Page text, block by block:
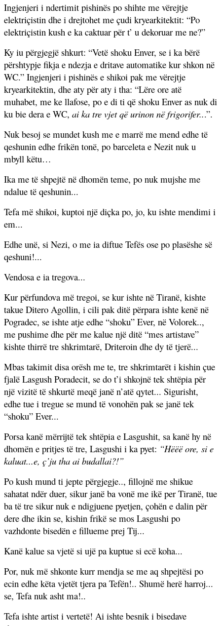
Ingjenjeri i ndertimit pishinës po shihte me vërejtje
elektriçistin dhe i drejtohet me çudi kryearkitektit: “Po
elektriçistin kush e ka caktuar për t’ u dekoruar me ne?”
Ky iu përgjegjë shkurt: “Vetë shoku Enver, se i ka bërë
përshtypje fikja e ndezja e dritave automatike kur shkon në
WC.” Ingjenjeri i pishinës e shikoi pak me vërejtje
kryearkitektin, dhe aty për aty i tha: “Lëre ore atë
muhabet, me ke llafose, po e di ti që shoku Enver as nuk di
ku bie dera e WC, ai ka tre vjet që urinon në frigorifer...”.
Nuk besoj se mundet kush me e marrë me mend edhe të
qeshunin edhe frikën tonë, po barceleta e Nezit nuk u
mbyll këtu…
Ika me të shpejtë në dhomën teme, po nuk mujshe me
ndalue të qeshunin...
Tefa më shikoi, kuptoi një diçka po, jo, ku ishte mendimi i
em...
Edhe unë, si Nezi, o me ia diftue Tefës ose po plasëshe së
qeshuni!...
Vendosa e ia tregova...
Kur përfundova më tregoi, se kur ishte në Tiranë, kishte
takue Ditero Agollin, i cili pak ditë përpara ishte kenë në
Pogradec, se ishte atje edhe “shoku” Ever, në Volorek..,
me pushime dhe për me kalue një ditë “mes artistave”
kishte thirrë tre shkrimtarë, Driteroin dhe dy të tjerë...
Mbas takimit disa orësh me te, tre shkrimtarët i kishin çue
fjalë Lasgush Poradecit, se do t’i shkojnë tek shtëpia për
një vizitë të shkurtë meqë janë n’atë qytet... Sigurisht,
edhe tue i tregue se mund të vonohën pak se janë tek
“shoku” Ever...
Porsa kanë mërrijtë tek shtëpia e Lasgushit, sa kanë hy në
dhomën e pritjes të tre, Lasgushi i ka pyet: “Hëëë ore, si e
kaluat...e, ç’ju tha ai budallai?!”
Po kush mund ti jepte përgjegje.., fillojnë me shikue
sahatat ndër duer, sikur janë ba vonë me ikë per Tiranë, tue
ba të tre sikur nuk e ndigjuene pyetjen, çohën e dalin për
dere dhe ikin se, kishin frikë se mos Lasgushi po
vazhdonte bisedën e fillueme prej Tij...
Kanë kalue sa vjetë si ujë pa kuptue si ecë koha...
Por, nuk më shkonte kurr mendja se me aq shpejtësi po
ecin edhe këta vjetët tjera pa Tefën!.. Shumë herë harroj...
se, Tefa nuk asht ma!..
Tefa ishte artist i vertetë! Ai ishte besnik i bisedave